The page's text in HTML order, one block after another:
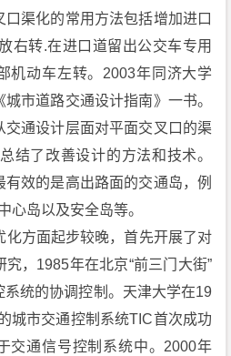
渠化的常用方法包括增加进口
右转.在进口道留出公交车专用
机动车左转。2003年同济大学
市道路交通设计指南》一书。
交通设计层面对平面交叉口的渠
结了改善设计的方法和技术。
效的是高出路面的交通岛，例
心岛以及安全岛等。
化方面起步较晚，首先开展了对
，1985年在北京“前三门大街”
系统的协调控制。天津大学在19
城市交通控制系统TIC首次成功
交通信号控制系统中。2000年